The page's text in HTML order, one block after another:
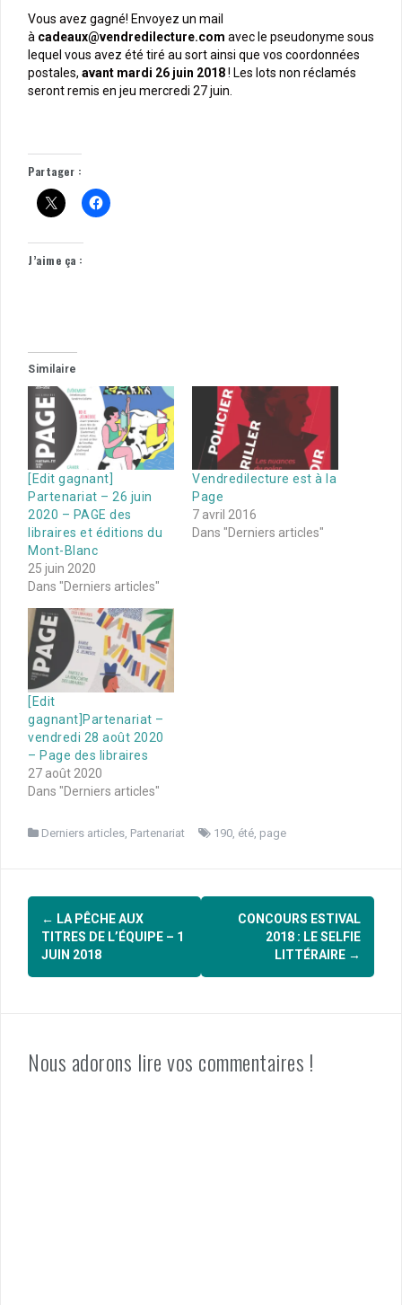
Vous avez gagné! Envoyez un mail
à cadeaux@vendredilecture.com avec le pseudonyme sous
lequel vous avez été tiré au sort ainsi que vos coordonnées
postales, avant mardi 26 juin 2018! Les lots non réclamés
seront remis en jeu mercredi 27 juin.
Partager :
J’aime ça :
Similaire
[Edit gagnant]
Partenariat – 26 juin
2020 – PAGE des
libraires et éditions du
Mont-Blanc
25 juin 2020
Dans "Derniers articles"
Vendredilecture est à la
Page
7 avril 2016
Dans "Derniers articles"
[Edit
gagnant]Partenariat –
vendredi 28 août 2020
– Page des libraires
27 août 2020
Dans "Derniers articles"
Derniers articles Partenariat 190 été page
Navigation
d'article
← LA PÊCHE AUX
TITRES DE L’ÉQUIPE – 1
JUIN 2018
CONCOURS ESTIVAL
2018 : LE SELFIE
LITTÉRAIRE →
Nous adorons lire vos commentaires !